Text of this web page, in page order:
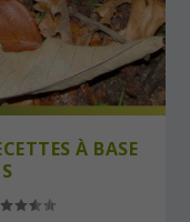
À BASE